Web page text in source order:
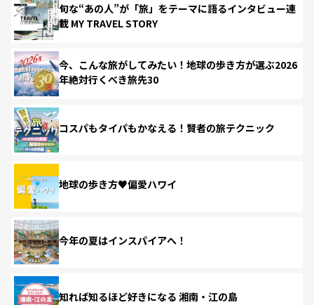
旬な“あの人”が「旅」をテーマに語るインタビュー連
載 MY TRAVEL STORY
今、こんな旅がしてみたい！地球の歩き方が選ぶ2026
年絶対行くべき旅先30
コスパもタイパもかなえる！賢者の旅テクニック
地球の歩き方♥偏愛ハワイ
今年の夏はインスパイアへ！
知れば知るほど好きになる 湘南・江の島